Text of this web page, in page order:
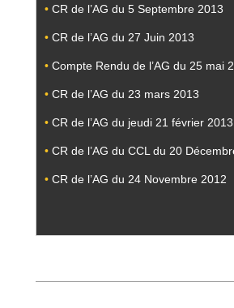
• CR de l’AG du 5 Septembre 2013
• CR de l’AG du 27 Juin 2013
• Compte Rendu de l’AG du 25 mai
• CR de l’AG du 23 mars 2013
• CR de l’AG du jeudi 21 février 2013
• CR de l’AG du CCL du 20
• CR de l’AG du 24 Novembre 2012